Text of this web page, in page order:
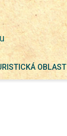
OBLAST